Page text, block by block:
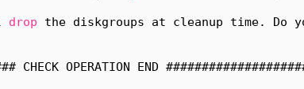
drop the diskgroups at cleanup time. Do
CHECK OPERATION END